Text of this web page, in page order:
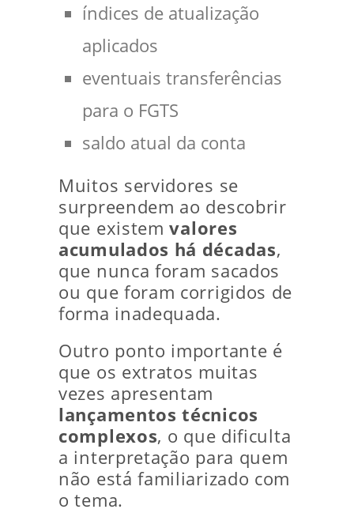
índices de atualização
aplicados
eventuais transferências
para o FGTS
saldo atual da conta
Muitos servidores se
surpreendem ao descobrir
que existemvalores
acumulados há décadas,
que nunca foram sacados
ou que foram corrigidos de
forma inadequada.
Outro ponto importante é
que os extratos muitas
vezes apresentam
lançamentos técnicos
complexos, o que dificulta
a interpretação para quem
não está familiarizado com
o tema.